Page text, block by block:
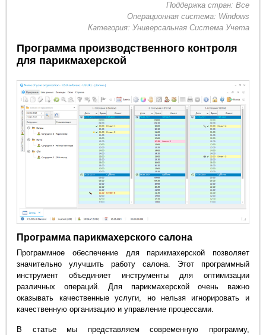
Поддержка стран: Все
Операционная система: Windows
Категория: Универсальная Система Учета
Программа производственного контроля
для парикмахерской
Программа парикмахерского салона
Программное обеспечение для парикмахерской позволяет
значительно улучшить работу салона. Этот программный
инструмент объединяет инструменты для оптимизации
различных операций. Для парикмахерской очень важно
оказывать качественные услуги, но нельзя игнорировать и
качественную организацию и управление процессами.
В статье мы представляем современную программу,